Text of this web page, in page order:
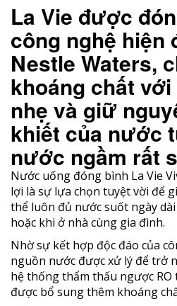
La Vie được
công nghệ hiện
Nestle Waters,
khoáng chất
nhẹ và giữ
khiết của nước
nước ngầm rất
Nước uống đóng bình La Vie
lợi là sự lựa chọn tuyệt vời để
thể luôn đủ nước suốt ngày
hoặc khi ở nhà cùng gia đình.
Nhờ sự kết hợp độc đáo của
nguồn nước được xử lý để trở
hệ thống thẩm thấu ngược RO
được bổ sung thêm khoáng